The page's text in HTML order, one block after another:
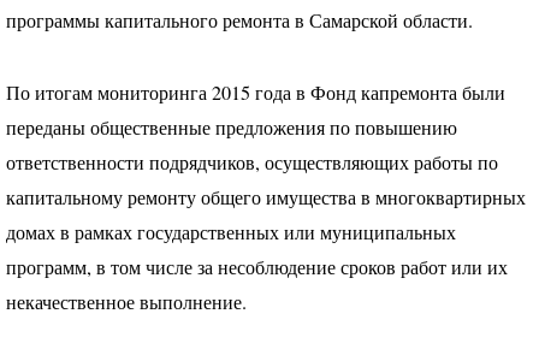
программы капитального ремонта в Самарской области.
По итогам мониторинга 2015 года в Фонд капремонта были
переданы общественные предложения по повышению
ответственности подрядчиков, осуществляющих работы по
капитальному ремонту общего имущества в многоквартирных
домах в рамках государственных или муниципальных
программ, в том числе за несоблюдение сроков работ или их
некачественное выполнение.